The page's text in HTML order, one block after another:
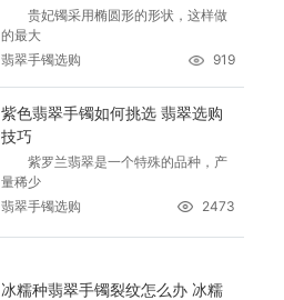
贵妃镯采用椭圆形的形状，这样做
的最大
翡翠手镯选购
919
紫色翡翠手镯如何挑选 翡翠选购
技巧
紫罗兰翡翠是一个特殊的品种，产
量稀少
翡翠手镯选购
2473
冰糯种翡翠手镯裂纹怎么办 冰糯